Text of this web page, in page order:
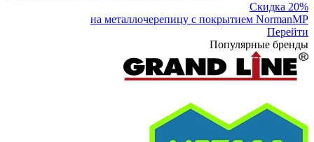
Скидка 20%
на металлочерепицу с покрытием NormanMP
Перейти
Популярные бренды